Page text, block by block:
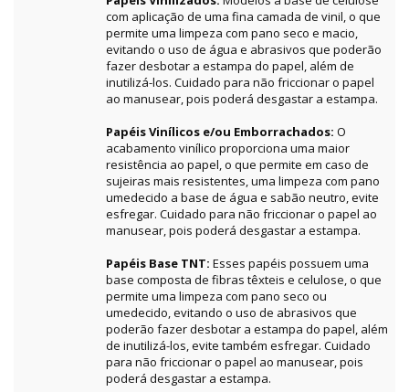
com aplicação de uma fina camada de vinil, o que
permite uma limpeza com pano seco e macio,
evitando o uso de água e abrasivos que poderão
fazer desbotar a estampa do papel, além de
inutilizá-los. Cuidado para não friccionar o papel
ao manusear, pois poderá desgastar a estampa.
Papéis Vinílicos e/ou Emborrachados: O
acabamento vinílico proporciona uma maior
resistência ao papel, o que permite em caso de
sujeiras mais resistentes, uma limpeza com pano
umedecido a base de água e sabão neutro, evite
esfregar. Cuidado para não friccionar o papel ao
manusear, pois poderá desgastar a estampa.
Papéis Base TNT: Esses papéis possuem uma
base composta de fibras têxteis e celulose, o que
permite uma limpeza com pano seco ou
umedecido, evitando o uso de abrasivos que
poderão fazer desbotar a estampa do papel, além
de inutilizá-los, evite também esfregar. Cuidado
para não friccionar o papel ao manusear, pois
poderá desgastar a estampa.